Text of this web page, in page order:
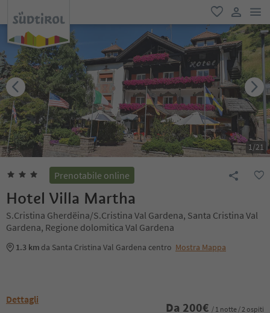
favoriti
user link
1/21
Prenotabile online
Hotel Villa Martha
S.Cristina Gherdëina/S.Cristina Val Gardena, Santa Cristina Val
Gardena, Regione dolomitica Val Gardena
1.3 km da Santa Cristina Val Gardena centro Mostra Mappa
Dettagli
Da 200€ / 1 notte / 2 ospiti